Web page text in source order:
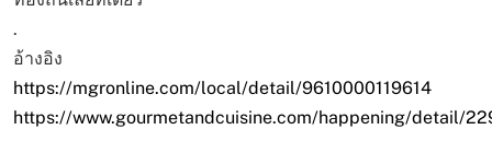
.
อ้างอิง
https://mgronline.com/local/detail/9610000119614
https://www.gourmetandcuisine.com/happening/detail/